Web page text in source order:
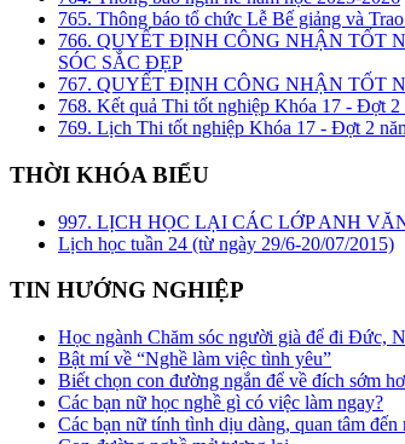
765. Thông báo tổ chức Lễ Bế giảng và
766. QUYẾT ĐỊNH CÔNG NHẬN TỐT
SÓC SẮC ĐẸP
767. QUYẾT ĐỊNH CÔNG NHẬN TỐT
768. Kết quả Thi tốt nghiệp Khóa 17 - Đợt
769. Lịch Thi tốt nghiệp Khóa 17 - Đợt 2
THỜI KHÓA BIỂU
997. LỊCH HỌC LẠI CÁC LỚP ANH
Lịch học tuần 24 (từ ngày 29/6-20/07/2015)
TIN HƯỚNG NGHIỆP
Học ngành Chăm sóc người già để đi Đức,
Bật mí về “Nghề làm việc tình yêu”
Biết chọn con đường ngắn để về đích sớm
Các bạn nữ học nghề gì có việc làm ngay?
Các bạn nữ tính tình dịu dàng, quan tâm